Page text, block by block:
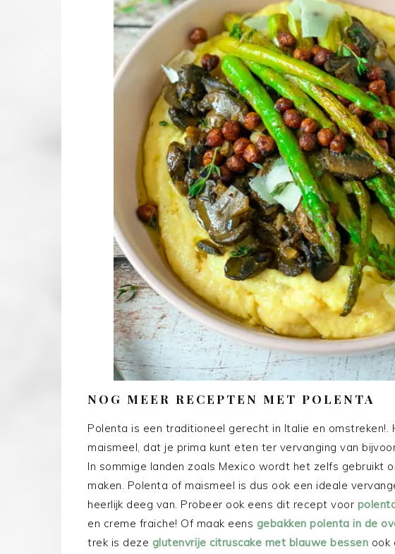
NOG MEER RECEPTEN MET POLENTA
Polenta is een traditioneel gerecht in Italie en omstreken!.
maismeel, dat je prima kunt eten ter vervanging van
In sommige landen zoals Mexico wordt het zelfs gebruikt
maken. Polenta of maismeel is dus ook een ideale
heerlijk deeg van. Probeer ook eens dit recept voor
en creme fraiche! Of maak eens gebakken polenta in de
trek is deze glutenvrije citruscake met blauwe bessen ook